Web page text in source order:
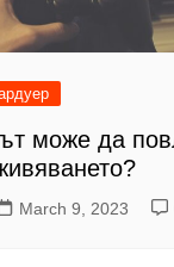
може да
March 9, 2023